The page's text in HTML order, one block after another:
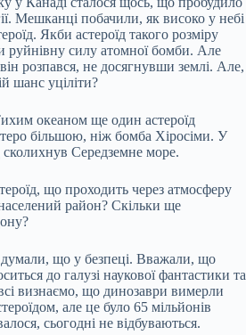
Мешканці побачили, як високо у небі
Якби астероїд такого розміру
руйнівну силу атомної бомби. Але
розпався, не досягнувши землі. Але,
шанс уціліти?
океаном ще один астероїд
більшою, ніж бомба Хіросіми. У
сколихнув Середземне море.
що проходить через атмосферу
район? Скільки ще
що у безпеці. Вважали, що
до галузі наукової фантастики та
визнаємо, що динозаври вимерли
але це було 65 мільйонів
сьогодні не відбуваються.